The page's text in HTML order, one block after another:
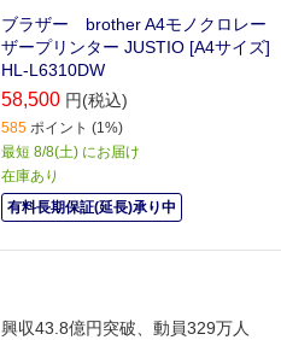
ブラザー brother A4モノクロレー
ザープリンター JUSTIO [A4サイズ]
HL-L6310DW
58,500 円(税込)
585 ポイント (1%)
最短 8/8(土) にお届け
在庫あり
有料長期保証(延長)承り中
興収43.8億円突破、動員329万人